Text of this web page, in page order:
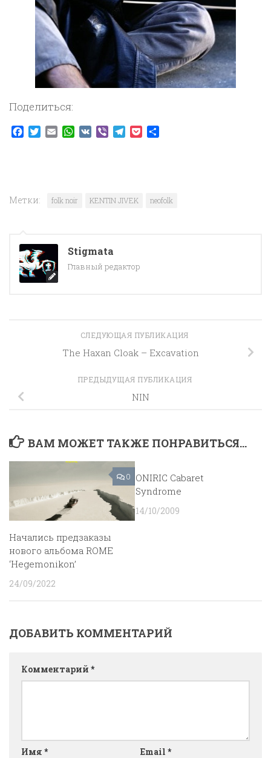
Поделиться:
Facebook
TwitterEmailWhatsApp
VK ViberTelegram
Pocket
Метки: folk noir KENTIN JIVEK neofolk
Stigmata
Главный редактор
СЛЕДУЮЩАЯ ПУБЛИКАЦИЯ
The Haxan Cloak ‎– Excavation
ПРЕДЫДУЩАЯ ПУБЛИКАЦИЯ
NIN
ВАМ МОЖЕТ ТАКЖЕ ПОНРАВИТЬСЯ...
0
Начались предзаказы
нового альбома ROME
‘Hegemonikon’
24/09/2022
ONIRIC Cabaret
Syndrome
14/10/2009
ДОБАВИТЬ КОММЕНТАРИЙ
Комментарий *
Имя * Email *